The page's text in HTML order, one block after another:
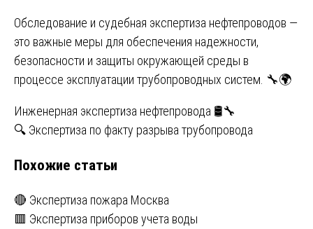
Обследование и судебная экспертиза нефтепроводов —
это важные меры для обеспечения надежности,
безопасности и защиты окружающей среды в
процессе эксплуатации трубопроводных систем. 🔧🌍
Навигация
записям
Инженерная экспертиза нефтепровода 🛢🔧
🔍 Экспертиза по факту разрыва трубопровода
Похожие статьи
🔴 Экспертиза пожара Москва
🟥 Экспертиза приборов учета воды